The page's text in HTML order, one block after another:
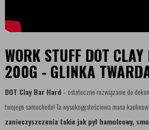
WORK STUFF DOT
200G - GLINKA
DOT Clay Bar Hard– ostateczne rozwiązanie do
twojego samochodu! Ta wysokogęstościowa masa
zanieczyszczenia takie jak pył hamulcowy,